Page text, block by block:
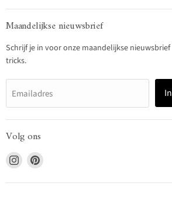
Maandelijkse nieuwsbrief
Schrijf je in voor onze maandelijkse
tricks.
Emailadres
Volg ons
Vind
ons
op
Vind
op